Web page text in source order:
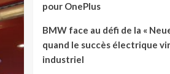
pour OnePlus
BMW face au défi de la «
quand le succès électrique
industriel